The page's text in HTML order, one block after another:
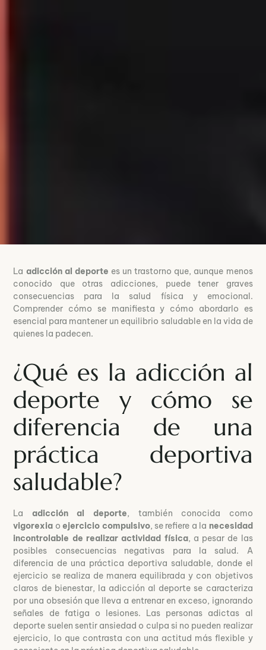
La adicción al deporte es un trastorno que, aunque menos
conocido que otras adicciones, puede tener graves
consecuencias para la salud física y emocional.
Comprender cómo se manifiesta y cómo abordarlo es
esencial para mantener un equilibrio saludable en la vida de
quienes la padecen.
¿Qué es la adicción al
deporte y cómo se
diferencia de una
práctica deportiva
saludable?
La adicción al deporte, también conocida como
vigorexia oejercicio compulsivo, se refiere a la necesidad
incontrolable de realizar actividad física, a pesar de las
posibles consecuencias negativas para la salud. A
diferencia de una práctica deportiva saludable, donde el
ejercicio se realiza de manera equilibrada y con objetivos
claros de bienestar, la adicción al deporte se caracteriza
por una obsesión que lleva a entrenar en exceso, ignorando
señales de fatiga o lesiones. Las personas adictas al
deporte suelen sentir ansiedad o culpa si no pueden realizar
ejercicio, lo que contrasta con una actitud más flexible y